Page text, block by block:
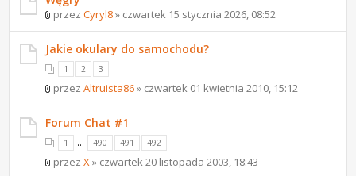
przezCyryl8» czwartek 15 stycznia 2026, 08:52
Jakie okulary do samochodu?
1 2 3
przezAltruista86» czwartek 01 kwietnia 2010, 15:12
Forum Chat #1
1 ... 490 491 492
przezX » czwartek 20 listopada 2003, 18:43